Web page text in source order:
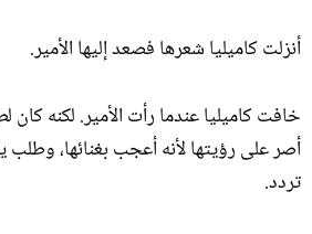
أنزلت كاميليا شعرها فصعد إليها الأمير.
خافت كاميليا عندما رأت الأمير. لكنه كان
أصر على رؤيتها لأنه أعجب بغنائها،
تردد.